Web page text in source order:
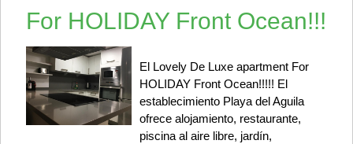
For HOLIDAY Front Ocean!!!
El Lovely De Luxe apartment For
HOLIDAY Front Ocean!!!!! El
establecimiento Playa del Aguila
ofrece alojamiento, restaurante,
piscina al aire libre, jardín,